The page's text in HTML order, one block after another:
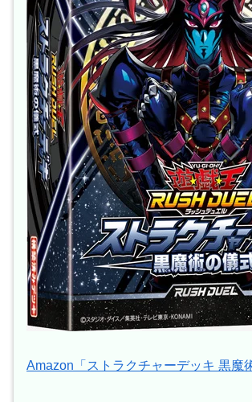
Amazon「ストラクチャーデッキ 黒魔